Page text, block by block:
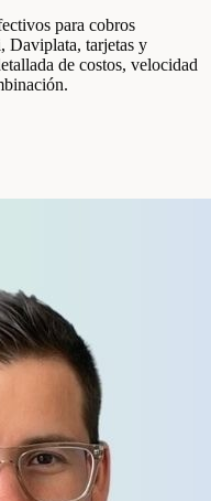
para cobros
Daviplata, tarjetas y
de costos, velocidad